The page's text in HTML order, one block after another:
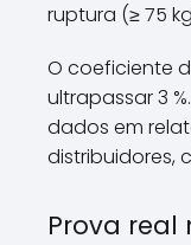
ruptura (≥ 75
O coeficiente
ultrapassar 3
dados em
distribuidores,
Prova real